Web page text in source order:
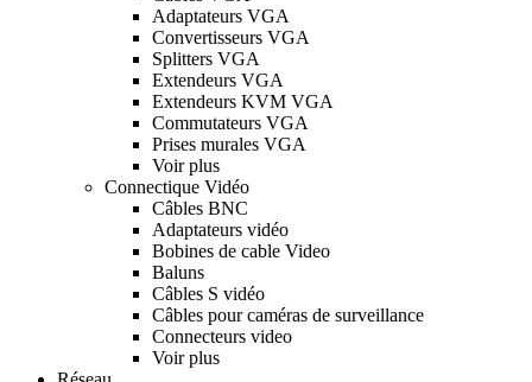
Adaptateurs VGA
Convertisseurs VGA
Splitters VGA
Extendeurs VGA
Extendeurs KVM VGA
Commutateurs VGA
Prises murales VGA
Voir plus
Connectique Vidéo
Câbles BNC
Adaptateurs vidéo
Bobines de cable Video
Baluns
Câbles S vidéo
Câbles pour caméras de surveillance
Connecteurs video
Voir plus